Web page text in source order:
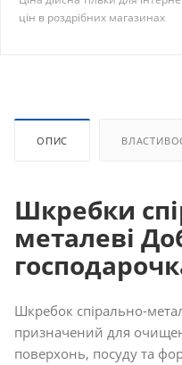
цін в роздрібних магазинах
ОПИС
Шкребки
металеві
Шкребок спірально-
призначений для
поверхонь, посуду та